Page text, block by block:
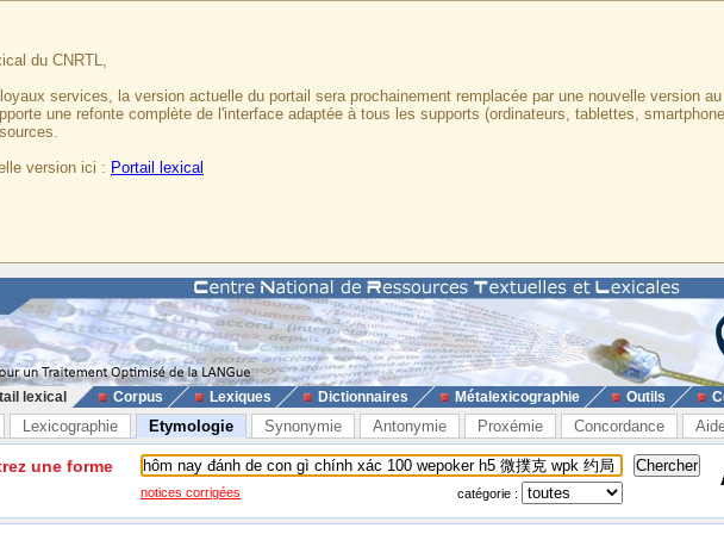
du CNRTL,
services, la version actuelle du portail sera prochainement remplacée par une nouvelle version au
une refonte complète de l'interface adaptée à tous les supports (ordinateurs, tablettes,
version ici : Portail lexical
lexical Corpus Lexiques Dictionnaires Métalexicographie Outils
Lexicographie Etymologie Synonymie Antonymie Proxémie Concordance
une forme
notices corrigées catégorie :